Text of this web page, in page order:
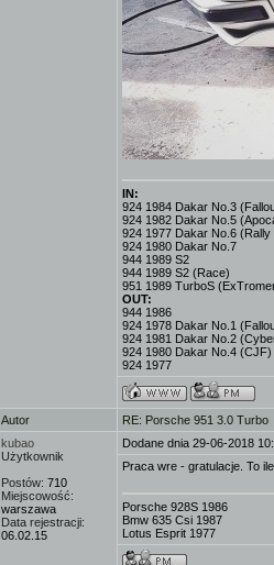
IN:
924 1984 Dakar No.3
924 1982 Dakar No.5
924 1977 Dakar No.6
924 1980 Dakar No.7
944 1989 S2
944 1989 S2 (Race)
951 1989 TurboS
OUT:
944 1986
924 1978 Dakar No.1
924 1981 Dakar No.2
924 1980 Dakar No.4 (CJF)
924 1977
Autor
RE: Porsche 951 3.0 Turbo
kubao
Użytkownik
Postów: 710
Miejscowość:
warszawa
Data rejestracji:
06.02.15
Dodane dnia 29-06-2018
Praca wre - gratulacje. To
Porsche 928S 1986
Bmw 635 Csi 1987
Lotus Esprit 1977